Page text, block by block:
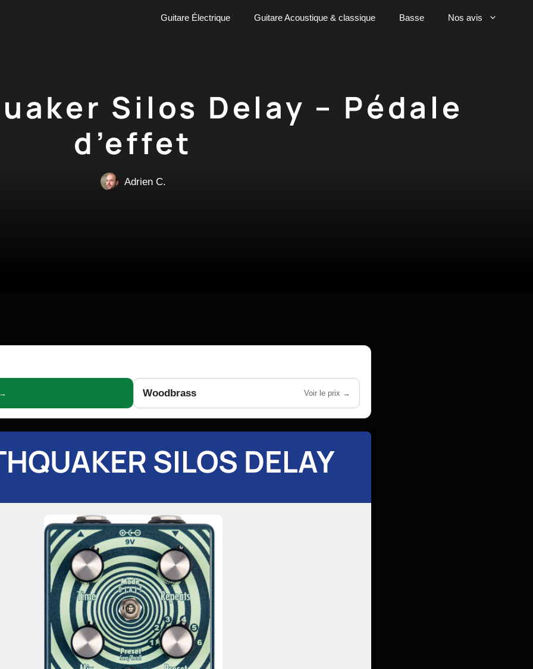
Guitare Électrique Guitare Acoustique & classique Basse Nos avis
Silos Delay – Pédale
d’effet
Adrien C.
Woodbrass Voir le prix →
SILOS DELAY